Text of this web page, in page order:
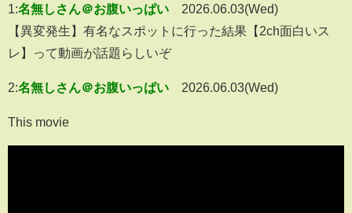
1:名無しさん＠お腹いっぱい
2026.06.03(Wed)
【異変発生】有名なスポットに行った結果【2ch面白いス
レ】って動画が話題らしいぞ
2:名無しさん＠お腹いっぱい 2026.06.03(Wed)
This movie